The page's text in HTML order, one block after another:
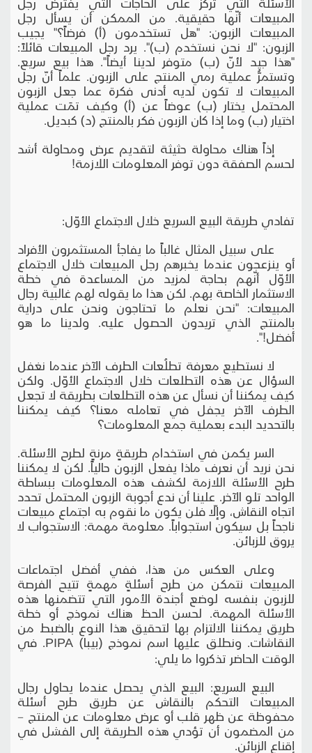
المبيعات أنّها حقيقية. من الممكن أن يسأل رجل
المبيعات الزبون: "هل تستخدمون (أ) فرضاً؟" يجيب
الزبون: "لا نحن نستخدم (ب)". يرد رجل المبيعات قائلاً:
"هذا جيد لأنّ (ب) متوفر لدينا أيضاً". هذا بيع سريع.
وتستمرُّ عملية رمي المنتج على الزبون. علماً أنّ رجل
المبيعات لا تكون لديه أدنى فكرة عما جعل الزبون
المحتمل يختار (ب) عوضاً عن (أ) وكيف تمَت عملية
اختيار (ب) وما إذا كان الزبون فكر بالمنتج (د) كبديل.
إذاً هناك محاولة حثيثة لتقديم عرض ومحاولة أشد
لحسم الصفقة دون توفر المعلومات اللازمة!
تفادي طريقة البيع السريع خلال الاجتماع الأوّل:
على سبيل المثال غالباً ما يفاجأ المستثمرون الأفراد
أو ينزعجون عندما يخبرهم رجل المبيعات خلال الاجتماع
الأوّل أنّهم بحاجة لمزيد من المساعدة في خطة
الاستثمار الخاصة بهم. لكن هذا ما يقوله لهم غالبية رجال
المبيعات: "نحن نعلم ما تحتاجون ونحن على دراية
بالمنتج الذي تريدون الحصول عليه. ولدينا ما هو
أفضل!".
لا نستطيع معرفة تطلُعات الطرف الآخر عندما نغفل
السؤال عن هذه التطلعات خلال الاجتماع الأوّل. ولكن
كيف يمكننا أن نسأل عن هذه التطلعات بطريقة لا تجعل
الطرف الآخر يجفل في تعامله معنا؟ كيف يمكننا
بالتحديد البدء بعملية جمع المعلومات؟
السر يكمن في استخدام طريقةٍ مرنةٍ لطرح الأسئلة.
نحن نريد أن نعرف ماذا يفعل الزبون حالياً. لكن لا يمكننا
طرح الأسئلة اللازمة لكشف هذه المعلومات ببساطة
الواحد تلو الآخر. علينا أن ندع أجوبة الزبون المحتمل تحدد
اتجاه النقاش، وإلّا فلن يكون ما نقوم به اجتماع مبيعات
ناجحاً بل سيكون استجواباً. معلومة مهمة: الاستجواب لا
يروق للزبائن.
وعلى العكس من هذا، ففي أفضل اجتماعات
المبيعات نتمكن من طرح أسئلةٍ مهمةٍ تتيح الفرصة
للزبون بنفسه لوضع أجندة الأمور التي تتضمنها هذه
الأسئلة المهمة. لحسن الحظ هناك نموذج أو خطة
طريق يمكننا الالتزام بها لتحقيق هذا النوع بالضبط من
النقاشات. ونطلق عليها اسم نموذج (بيبا) PIPA. في
الوقت الحاضر تذكروا ما يلي:
البيع السريع: البيع الذي يحصل عندما يحاول رجال
المبيعات التحكم بالنقاش عن طريق طرح أسئلة
محفوظة عن ظهر قلب أو عرض معلومات عن المنتج –
من المضمون أن تؤدي هذه الطريقة إلى الفشل في
إقناع الزبائن.